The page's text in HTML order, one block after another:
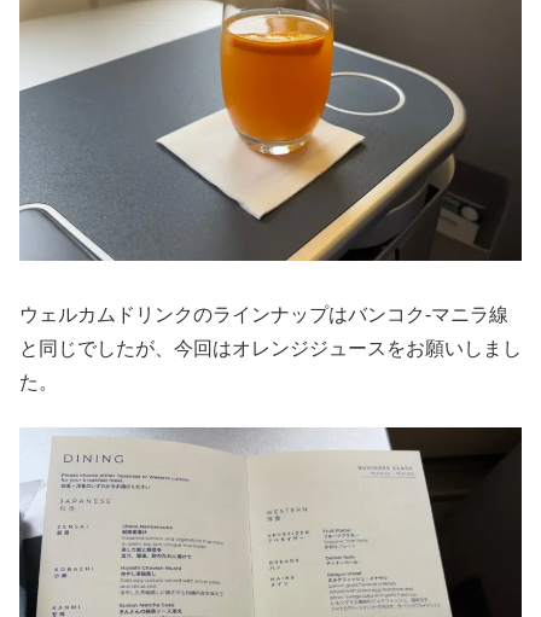
ウェルカムドリンクのラインナップはバンコク-マニラ線
と同じでしたが、今回はオレンジジュースをお願いしまし
た。